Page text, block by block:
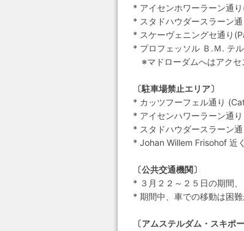
* アイセンホワーラーン通
* スタドハウダースラーン
* スケーヴェニングセ通り
* プロフェッソル Ｂ.Ｍ. テ
※マドローダムへはアクセ
〔駐車場禁止エリア〕
* カッツフーフェル通り
* アイセンハワーラーン通
* スタドハウダースラーン
* Johan Willem Frisohof 近く
〔公共交通機関〕
* ３月２２～２５日の期間
* 期間中、車での移動は困
〔アムステルダム・スキポ